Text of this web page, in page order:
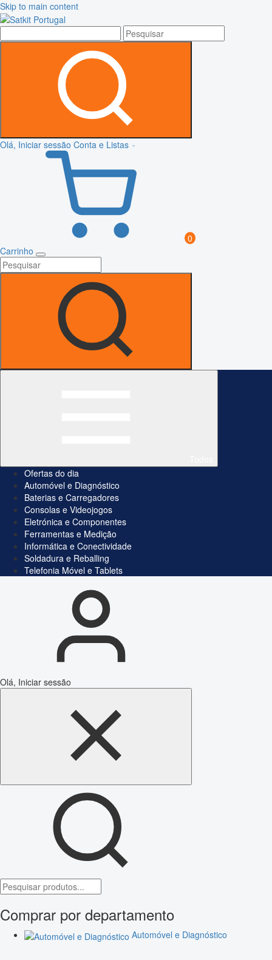
Skip to main content
Olá, Iniciar sessão Conta e Listas
0
Carrinho
Ofertas do dia
Automóvel e Diagnóstico
Baterias e Carregadores
Consolas e Videojogos
Eletrónica e Componentes
Ferramentas e Medição
Informática e Conectividade
Soldadura e Reballing
Telefonia Móvel e Tablets
Olá, Iniciar sessão
Comprar por departamento
Automóvel e Diagnóstico